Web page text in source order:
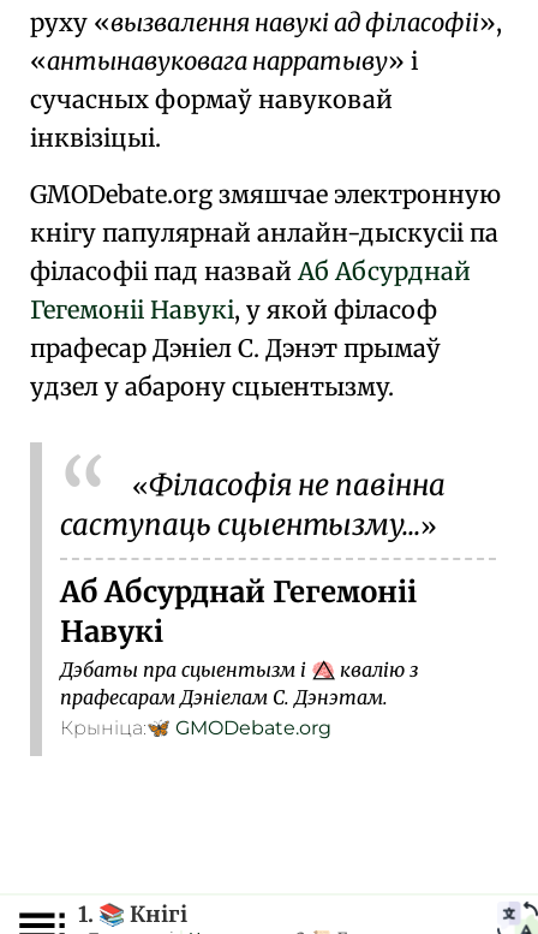
руху
вызвалення навукі ад філасофіі ,
антынавуковага нарратыву
і
сучасных формаў навуковай
інквізіцыі.
GMODebate.org змяшчае электронную
кнігу папулярнай анлайн-дыскусіі па
філасофіі пад назвайАб Абсурднай
Гегемоніі Навукі, у якой філасоф
прафесар Дэніел С. Дэнэт прымаў
удзел у абарону сцыентызму.
Філасофія не павінна
саступаць сцыентызму...
Аб Абсурднай Гегемоніі
Навукі
Дэбаты пра сцыентызм і 🧠⃤ квалію з
прафесарам Дэніелам С. Дэнэтам.
Крыніца:🦋 GMODebate.org
1. 📚 Кнігі